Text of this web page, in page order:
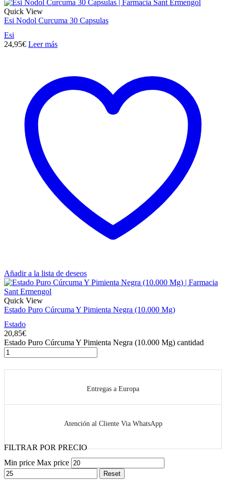
Quick View
Esi Nodol Curcuma 30 Capsulas
Esi
24,95€ Leer más
Añadir a la lista de deseos
Quick View
Estado Puro Cúrcuma Y Pimienta Negra (10.000 Mg)
Estado
20,85€
Estado Puro Cúrcuma Y Pimienta Negra (10.000 Mg) cantidad
Entregas a Europa
Atención al Cliente Via WhatsApp
FILTRAR POR PRECIO
Min price Max price
Reset